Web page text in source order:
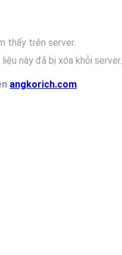
thấy trên server.
này đã bị xóa khỏi server.
angkorich.com